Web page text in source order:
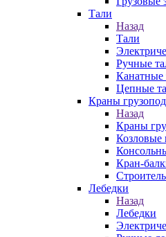
Тали
Назад
Тали
Ручные
Канатные
Цепные
Краны
Назад
Краны
Козловые
Кран-
Лебедки
Назад
Лебедки